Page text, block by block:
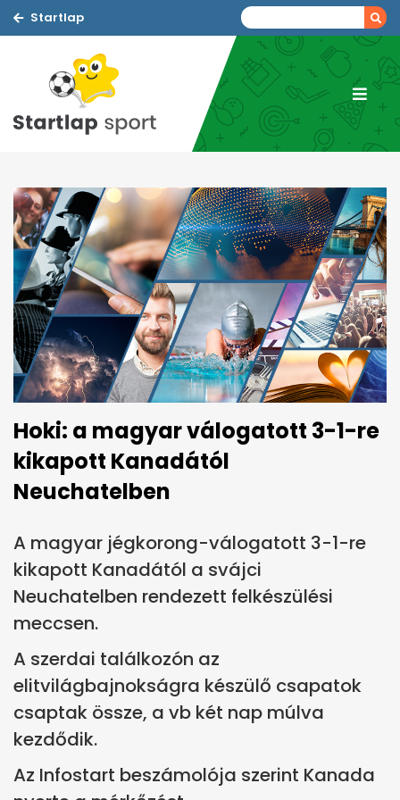
Startlap
Hoki: a magyar válogatott 3-1-re
kikapott Kanadától
Neuchatelben
A magyar jégkorong-válogatott 3-1-re
kikapott Kanadától a svájci
Neuchatelben rendezett felkészülési
meccsen.
A szerdai találkozón az
elitvilágbajnokságra készülő csapatok
csaptak össze, a vb két nap múlva
kezdődik.
Az Infostart beszámolója szerint Kanada